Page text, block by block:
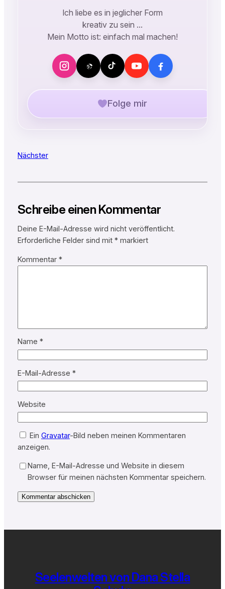
Ich liebe es in jeglicher Form
kreativ zu sein …
Mein Motto ist: einfach mal machen!
Folge mir
Nächster
Schreibe einen Kommentar
Deine E-Mail-Adresse wird nicht veröffentlicht.
Erforderliche Felder sind mit *markiert
Kommentar *
Name *
E-Mail-Adresse *
Website
Ein Gravatar-Bild neben meinen Kommentaren
anzeigen.
Name, E-Mail-Adresse und Website in diesem
Browser für meinen nächsten Kommentar speichern.
Seelenwelten von Dana Stella